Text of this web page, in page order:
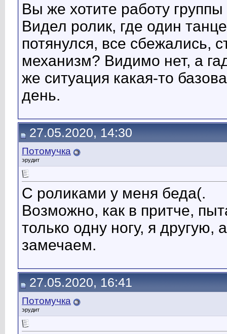
Вы же хотите работу
Видел ролик, где один
потянулся, все сбежались,
механизм? Видимо нет, а
же ситуация какая-то
день.
27.05.2020, 14:30
Потомучка
эрудит
С роликами у меня беда(.
Возможно, как в притче,
только одну ногу, я
замечаем.
27.05.2020, 16:41
Потомучка
эрудит